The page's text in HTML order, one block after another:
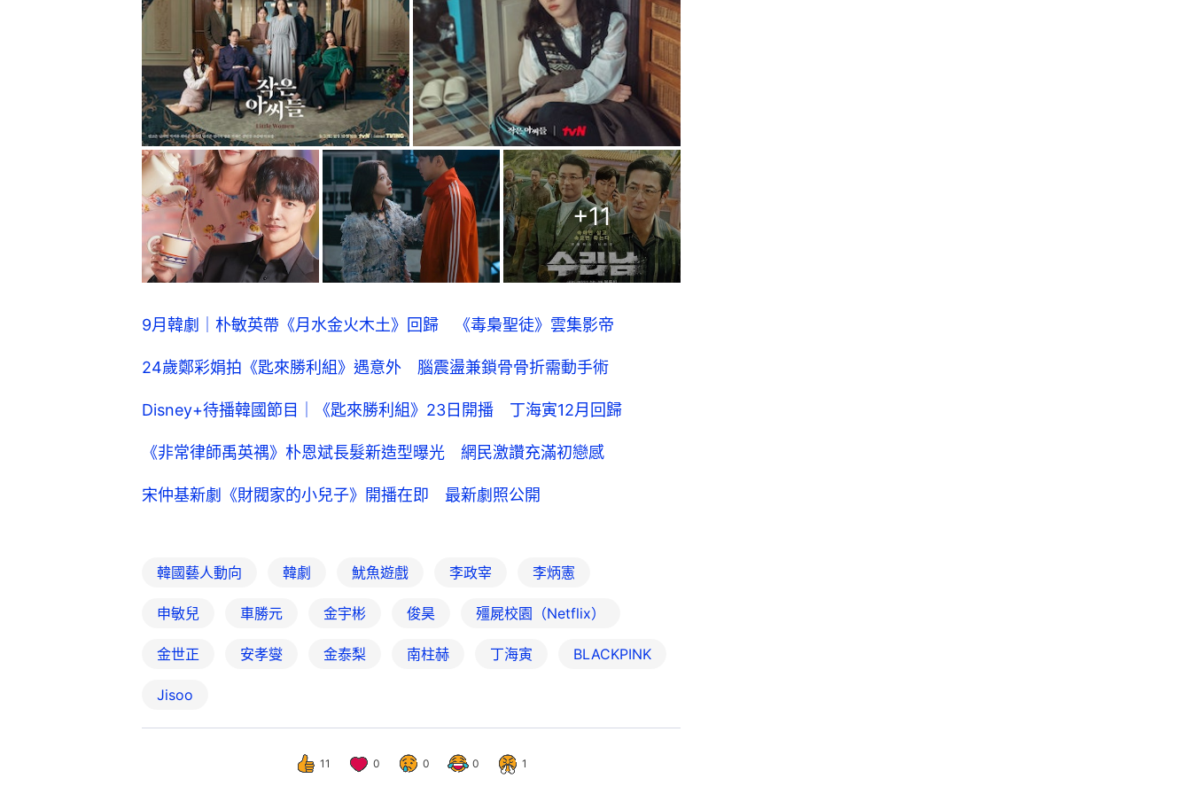
+11
9月韓劇｜朴敏英帶《月水金火木土》回歸 《毒梟聖徒》雲集影帝
24歲鄭彩娟拍《匙來勝利組》遇意外 腦震盪兼鎖骨骨折需動手術
Disney+待播韓國節目｜《匙來勝利組》23日開播 丁海寅12月回歸
《非常律師禹英禑》朴恩斌長髮新造型曝光 網民激讚充滿初戀感
宋仲基新劇《財閥家的小兒子》開播在即 最新劇照公開
韓國藝人動向 韓劇 魷魚遊戲 李政宰 李炳憲
申敏兒 車勝元 金宇彬 俊昊 殭屍校園（Netflix）
金世正 安孝燮 金泰梨 南柱赫 丁海寅 BLACKPINK
Jisoo
11 0 0 0 1